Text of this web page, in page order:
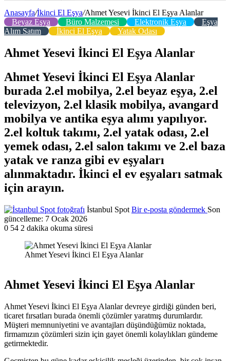
Anasayfa/İkinci El Eşya/Ahmet Yesevi İkinci El Eşya Alanlar
Beyaz Eşya
Büro Malzemesi Elektronik Eşya
Eşya
Alım Satım
İkinci El Eşya Yatak Odası
Ahmet Yesevi İkinci El Eşya Alanlar
Ahmet Yesevi İkinci El Eşya Alanlar
burada 2.el mobilya, 2.el beyaz eşya, 2.el
televizyon, 2.el klasik mobilya, avangard
mobilya ve antika eşya alımı yapılıyor.
2.el koltuk takımı, 2.el yatak odası, 2.el
yemek odası, 2.el salon takımı ve 2.el baza
yatak ve ranza gibi ev eşyaları
alınmaktadır. İkinci el ev eşyaları satmak
için arayın.
İstanbul Spot Bir e-posta göndermek Son
güncelleme: 7 Ocak 2026
0 54 2 dakika okuma süresi
Ahmet Yesevi İkinci El Eşya Alanlar
Ahmet Yesevi İkinci El Eşya Alanlar
Ahmet Yesevi İkinci El Eşya Alanlar devreye girdiği günden beri,
ticaret fırsatları burada önemli çözümler yaratmış durumlardır.
Müşteri memnuniyetini ve avantajları düşündüğümüz noktada,
firmamızın çözümleri sizin için gayet önemli kolaylıkları gündeme
getirmektedir.